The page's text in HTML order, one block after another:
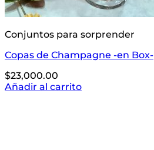
Conjuntos para sorprender
Copas de Champagne -en Box-
$23,000.00
Añadir al carrito